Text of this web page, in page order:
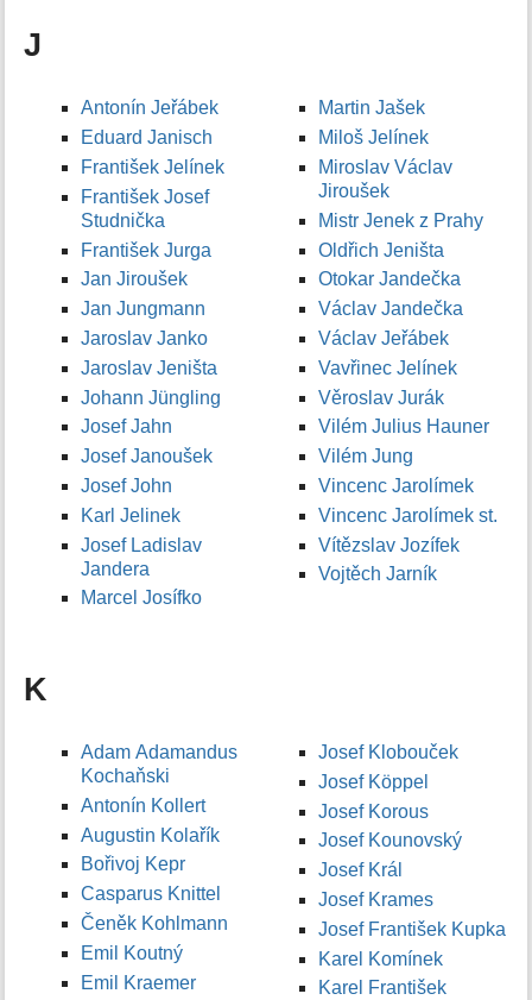
J
Antonín Jeřábek
Eduard Janisch
František Jelínek
František Josef
Studnička
František Jurga
Jan Jiroušek
Jan Jungmann
Jaroslav Janko
Jaroslav Jeništa
Johann Jüngling
Josef Jahn
Josef Janoušek
Josef John
Karl Jelinek
Josef Ladislav
Jandera
Marcel Josífko
Martin Jašek
Miloš Jelínek
Miroslav Václav
Jiroušek
Mistr Jenek z Prahy
Oldřich Jeništa
Otokar Jandečka
Václav Jandečka
Václav Jeřábek
Vavřinec Jelínek
Věroslav Jurák
Vilém Julius Hauner
Vilém Jung
Vincenc Jarolímek
Vincenc Jarolímek st.
Vítězslav Jozífek
Vojtěch Jarník
K
Adam Adamandus
Kochaňski
Antonín Kollert
Augustin Kolařík
Bořivoj Kepr
Casparus Knittel
Čeněk Kohlmann
Emil Koutný
Emil Kraemer
Josef Klobouček
Josef Köppel
Josef Korous
Josef Kounovský
Josef Král
Josef Krames
Josef František Kupka
Karel Komínek
Karel František